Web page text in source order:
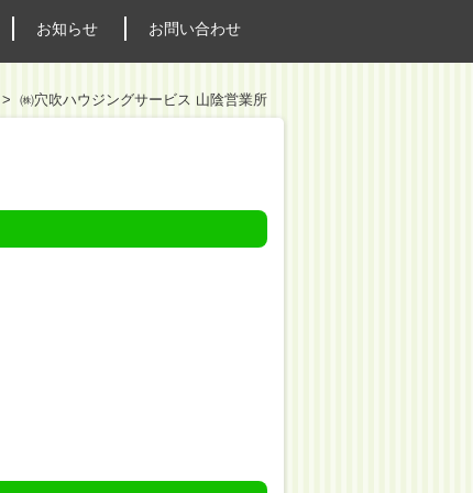
お知らせ お問い合わせ
㈱穴吹ハウジングサービス 山陰営業所